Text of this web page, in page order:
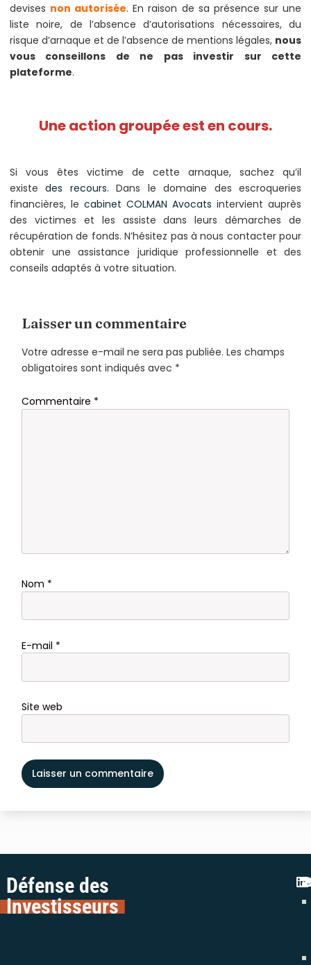
devises non autorisée. En raison de sa présence sur une
liste noire, de l’absence d’autorisations nécessaires, du
risque d’arnaque et de l’absence de mentions légales, nous
vous conseillons de ne pas investir sur cette
plateforme.
Une action groupée est en cours.
Si vous êtes victime de cette arnaque, sachez qu’il
existedes recours. Dans le domaine des escroqueries
financières, le cabinet COLMAN Avocats intervient auprès
des victimes et les assiste dans leurs démarches de
récupération de fonds. N’hésitez pas à nous contacter pour
obtenir une assistance juridique professionnelle et des
conseils adaptés à votre situation.
Laisser un commentaire
Votre adresse e-mail ne sera pas publiée. Les champs
obligatoires sont indiqués avec *
Commentaire *
Nom *
E-mail *
Site web
Défense des
Investisseurs